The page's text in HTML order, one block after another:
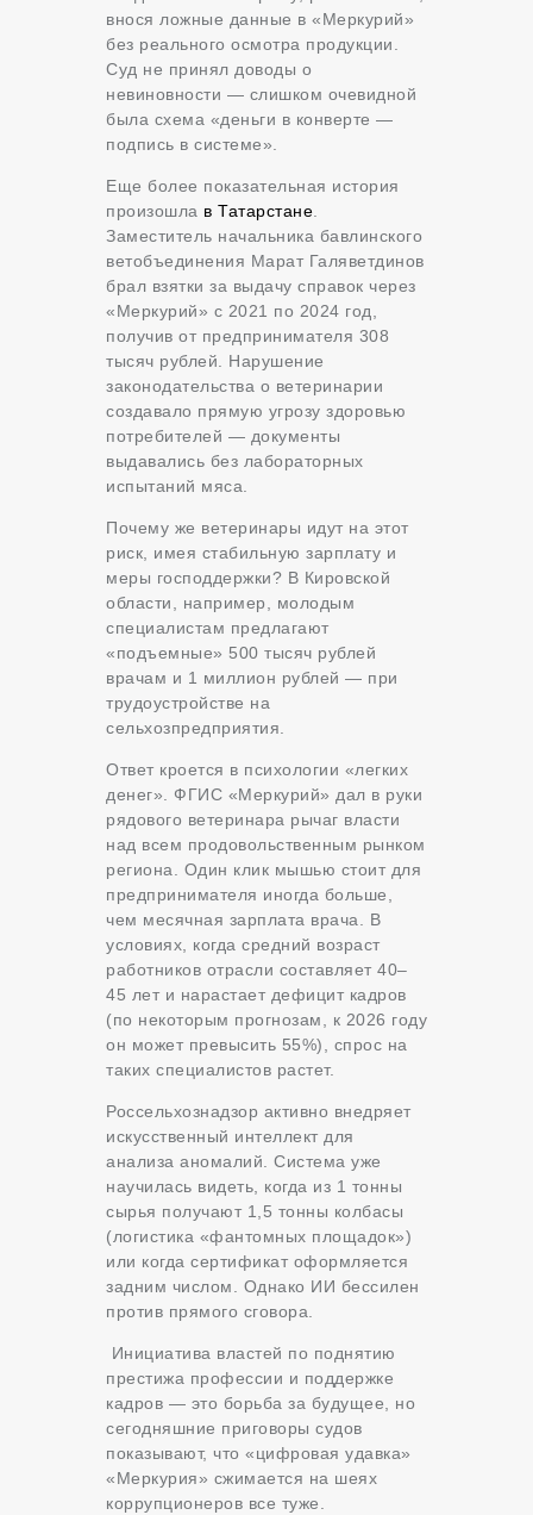
внося ложные данные в «Меркурий»
без реального осмотра продукции.
Суд не принял доводы о
невиновности — слишком очевидной
была схема «деньги в конверте —
подпись в системе».
Еще более показательная история
произошла в Татарстане
Заместитель начальника бавлинского
ветобъединения Марат Галяветдинов
брал взятки за выдачу справок через
«Меркурий» с 2021 по 2024 год,
получив от предпринимателя 308
тысяч рублей. Нарушение
законодательства о ветеринарии
создавало прямую угрозу здоровью
потребителей — документы
выдавались без лабораторных
испытаний мяса.
Почему же ветеринары идут на этот
риск, имея стабильную зарплату и
меры господдержки? В Кировской
области, например, молодым
специалистам предлагают
«подъемные» 500 тысяч рублей
врачам и 1 миллион рублей — при
трудоустройстве на
сельхозпредприятия.
Ответ кроется в психологии «легких
денег». ФГИС «Меркурий» дал в руки
рядового ветеринара рычаг власти
над всем продовольственным рынком
региона. Один клик мышью стоит для
предпринимателя иногда больше,
чем месячная зарплата врача. В
условиях, когда средний возраст
работников отрасли составляет 40–
45 лет и нарастает дефицит кадров
(по некоторым прогнозам, к 2026 году
он может превысить 55%), спрос на
таких специалистов растет.
Россельхознадзор активно внедряет
искусственный интеллект для
анализа аномалий. Система уже
научилась видеть, когда из 1 тонны
сырья получают 1,5 тонны колбасы
(логистика «фантомных площадок»)
или когда сертификат оформляется
задним числом. Однако ИИ бессилен
против прямого сговора.
Инициатива властей по поднятию
престижа профессии и поддержке
кадров — это борьба за будущее, но
сегодняшние приговоры судов
показывают, что «цифровая удавка»
«Меркурия» сжимается на шеях
коррупционеров все туже.